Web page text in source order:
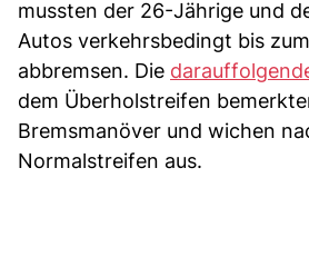
mussten der 26-Jährige und
Autos verkehrsbedingt bis
abbremsen. Die
dem Überholstreifen
Bremsmanöver und wichen
Normalstreifen aus.